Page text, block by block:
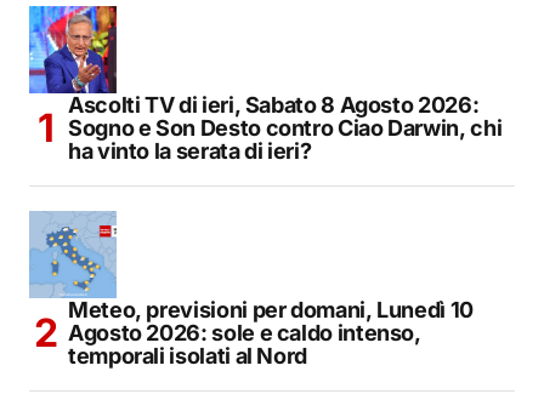
Ascolti TV di ieri, Sabato 8 Agosto 2026:
Sogno e Son Desto contro Ciao Darwin, chi
ha vinto la serata di ieri?
Meteo, previsioni per domani, Lunedì 10
Agosto 2026: sole e caldo intenso,
temporali isolati al Nord